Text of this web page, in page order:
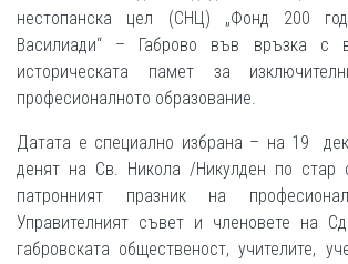
нестопанска цел (СНЦ) „Фонд 200
Василиади“ – Габрово във връзка с
историческата памет за
професионалното образование.
Датата е специално избрана – на 19
денят на Св. Никола /Никулден по стар
патронният празник на
Управителният съвет и членовете на
габровската общественост, учителите,